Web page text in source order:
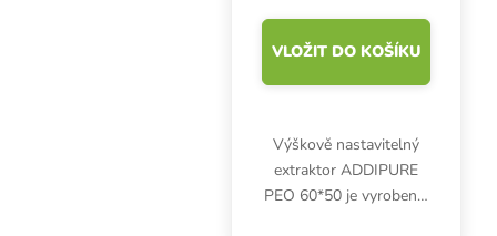
VLOŽIT DO KOŠÍKU
Výškově nastavitelný
extraktor ADDIPURE
PEO 60*50 je vyroben z